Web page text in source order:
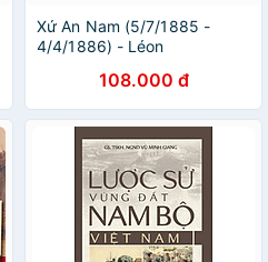
Xứ An Nam (5/7/1885 -
4/4/1886) - Léon
Bá dịch, Lưu Anh Rô & Võ Hà
chú giải và hiệu đính
108.000 đ